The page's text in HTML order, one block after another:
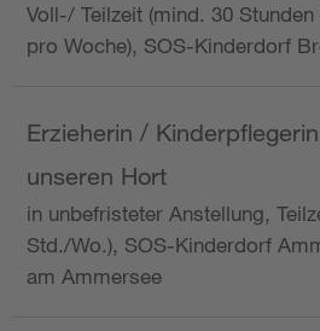
Voll-/ Teilzeit (mind. 30
pro Woche), SOS-Kinderdorf
Erzieherin /
unseren Hort
in unbefristeter Anstellung,
Std./Wo.), SOS-Kinderdorf
am Ammersee